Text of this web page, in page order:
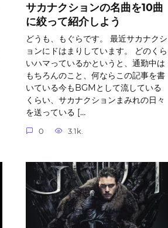
サカナクションの名曲を10曲
に絞って紹介しよう
どうも、もぐらです。 最近サカナクシ
ョンにドはまりしています。 どのくら
いハマっているかというと、通勤中は
もちろんのこと、何ならこの記事を書
いている今もBGMとして流している
くらい、サカナクションまみれの日々
を送っている […
0 3.1k.